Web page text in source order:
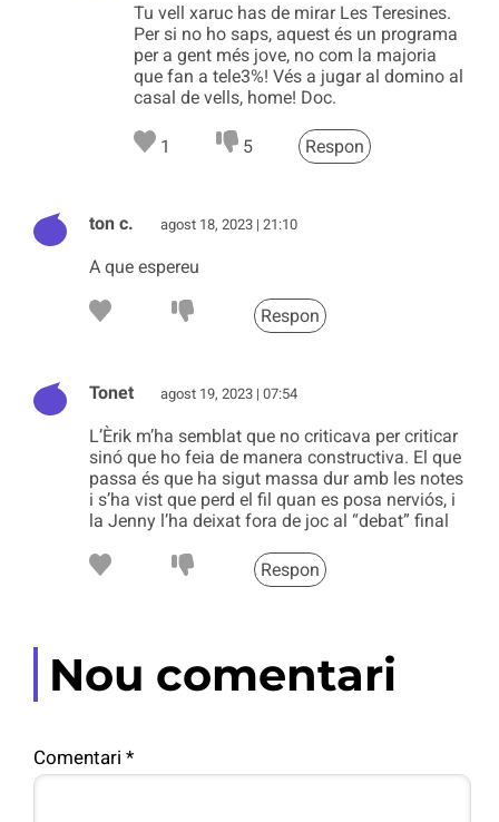
Tu vell xaruc has de mirar Les Teresines.
Per si no ho saps, aquest és un programa
per a gent més jove, no com la majoria
que fan a tele3%! Vés a jugar al domino al
casal de vells, home! Doc.
1 5 Respon
ton c. agost 18, 2023 | 21:10
A que espereu
Respon
Tonet agost 19, 2023 | 07:54
L’Èrik m’ha semblat que no criticava per criticar
sinó que ho feia de manera constructiva. El que
passa és que ha sigut massa dur amb les notes
i s’ha vist que perd el fil quan es posa nerviós, i
la Jenny l’ha deixat fora de joc al “debat” final
Respon
Nou comentari
Comentari *